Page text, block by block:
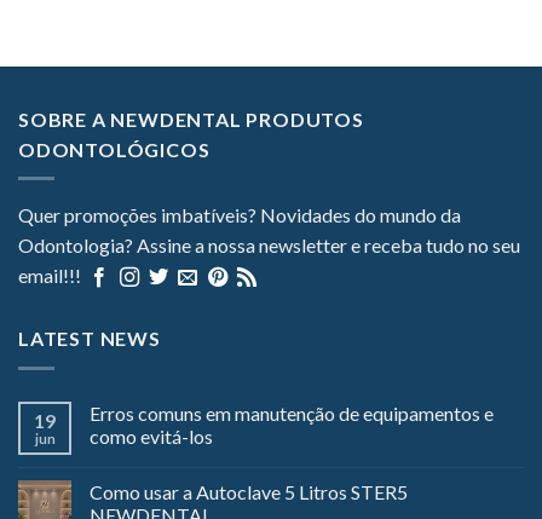
SOBRE A NEWDENTAL PRODUTOS
ODONTOLÓGICOS
Quer promoções imbatíveis? Novidades do mundo da
Odontologia? Assine a nossa newsletter e receba tudo no seu
email!!!
LATEST NEWS
19
jun
Erros comuns em manutenção de equipamentos e
como evitá-los
Como usar a Autoclave 5 Litros STER5